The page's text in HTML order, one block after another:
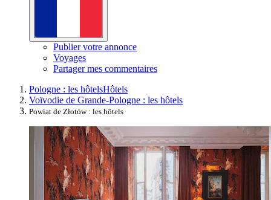
Publier votre annonce
Voyages
Partager mes commentaires
Pologne : les hôtelsHôtels
Voïvodie de Grande-Pologne : les hôtels
Powiat de Złotów : les hôtels